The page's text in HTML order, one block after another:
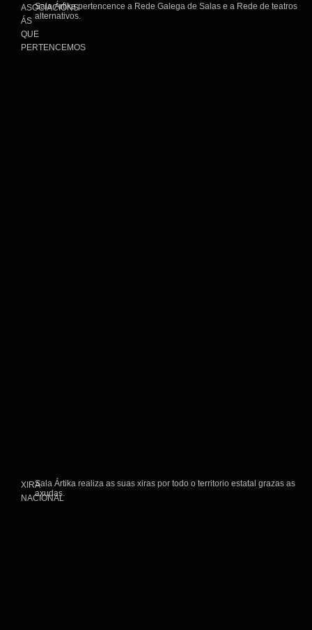
ASOCIACIÓNS
ÁS
QUE
PERTENCEMOS
Sala Ártika pertencence a Rede Galega de Salas e a Rede de teatros
alternativos.
XIRA
NACIONAL
Sala Ártika realiza as suas xiras por todo o territorio estatal grazas as
axudas.